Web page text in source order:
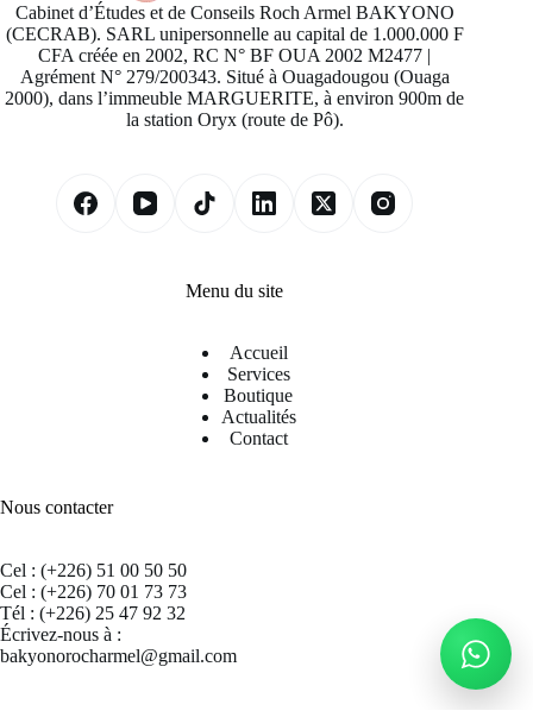
Cabinet d’Études et de Conseils Roch Armel BAKYONO
(CECRAB). SARL unipersonnelle au capital de 1.000.000 F
CFA créée en 2002, RC N° BF OUA 2002 M2477 |
Agrément N° 279/200343. Situé à Ouagadougou (Ouaga
2000), dans l’immeuble MARGUERITE, à environ 900m de
la station Oryx (route de Pô).
Menu du site
Accueil
Services
Boutique
Actualités
Contact
Nous contacter
Cel : (+226) 51 00 50 50
Cel : (+226) 70 01 73 73
Tél : (+226) 25 47 92 32
Écrivez-nous à :
bakyonorocharmel@gmail.com